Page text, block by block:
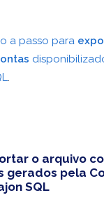
a passo para
.
o arquivo
gerados pela
SQL